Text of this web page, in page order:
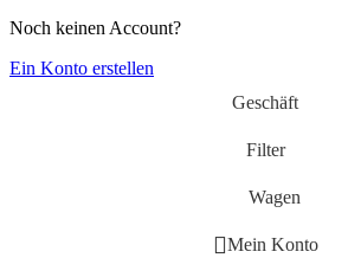
Noch keinen Account?
Ein Konto erstellen
Geschäft
Filter
Wagen
Mein Konto